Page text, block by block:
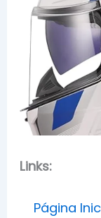
Links:
Página